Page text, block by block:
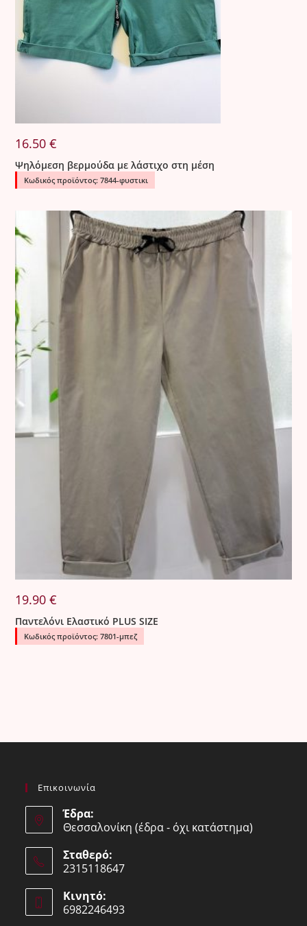
16.50€
Ψηλόμεση βερμούδα με λάστιχο στη μέση
Κωδικός προϊόντος: 7844-φυστικι
19.90€
Παντελόνι Ελαστικό PLUS SIZE
Κωδικός προϊόντος: 7801-μπεζ
Επικοινωνία
Έδρα:
Θεσσαλονίκη (έδρα - όχι κατάστημα)
Σταθερό:
2315118647
in
your
Κινητό:
6982246493